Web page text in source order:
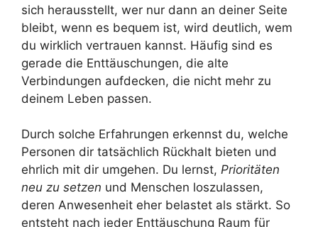
sich herausstellt, wer nur dann an deiner Seite
bleibt, wenn es bequem ist, wird deutlich, wem
du wirklich vertrauen kannst. Häufig sind es
gerade die Enttäuschungen, die alte
Verbindungen aufdecken, die nicht mehr zu
deinem Leben passen.
Durch solche Erfahrungen erkennst du, welche
Personen dir tatsächlich Rückhalt bieten und
ehrlich mit dir umgehen. Du lernst, Prioritäten
neu zu setzen und Menschen loszulassen,
deren Anwesenheit eher belastet als stärkt. So
entsteht nach jeder Enttäuschung Raum für